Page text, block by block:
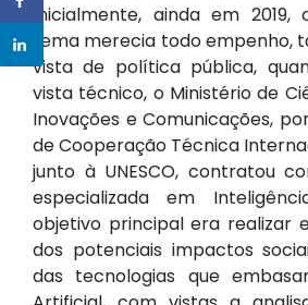
Inicialmente, ainda em
tema merecia todo empenho,
vista de política pública,
vista técnico, o Ministério de
Inovações e Comunicações,
de Cooperação Técnica
junto à UNESCO, contratou
especializada em
objetivo principal era realizar
dos potenciais impactos
das tecnologias que